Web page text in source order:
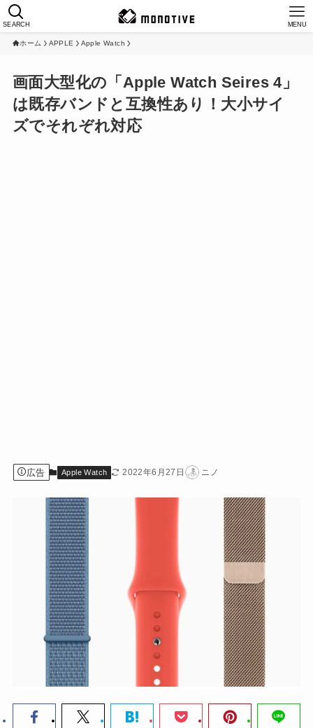
SEARCH MENU
ホーム APPLE Apple Watch
画面大型化の「Apple Watch Seires 4」
は既存バンドと互換性あり！大小サイ
ズでそれぞれ対応
広告 Apple Watch 2022年6月27日 ニノ